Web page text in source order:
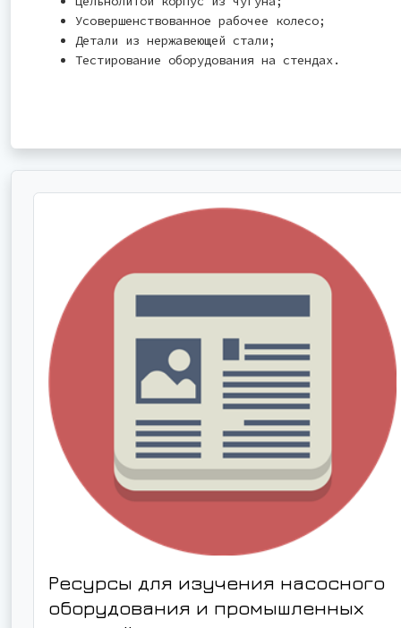
Усовершенствованное рабочее колесо;
Детали из нержавеющей стали;
Тестирование оборудования на стендах.
Ресурсы для изучения насосного
оборудования и промышленных